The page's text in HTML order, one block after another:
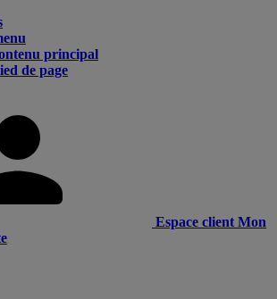
principal
de page
Espace client Mon